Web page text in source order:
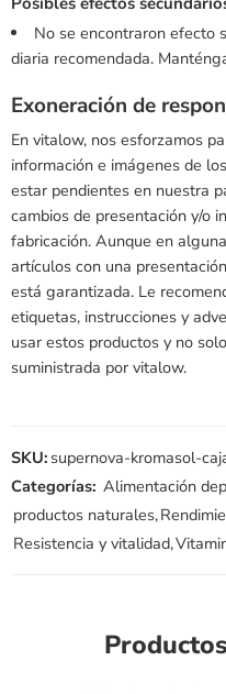
No se encontraron efecto
diaria recomendada.
Exoneración de
En vitalow, nos esforzamos
información e imágenes de
estar pendientes en nuestra
cambios de presentación y/o
fabricación. Aunque en
artículos con una
está garantizada. Le
etiquetas, instrucciones y
usar estos productos y no
suministrada por vitalow.
SKU: supernova-kromasol-
Categorías: Alimentación
productos naturales,
Resistencia y vitalidad,